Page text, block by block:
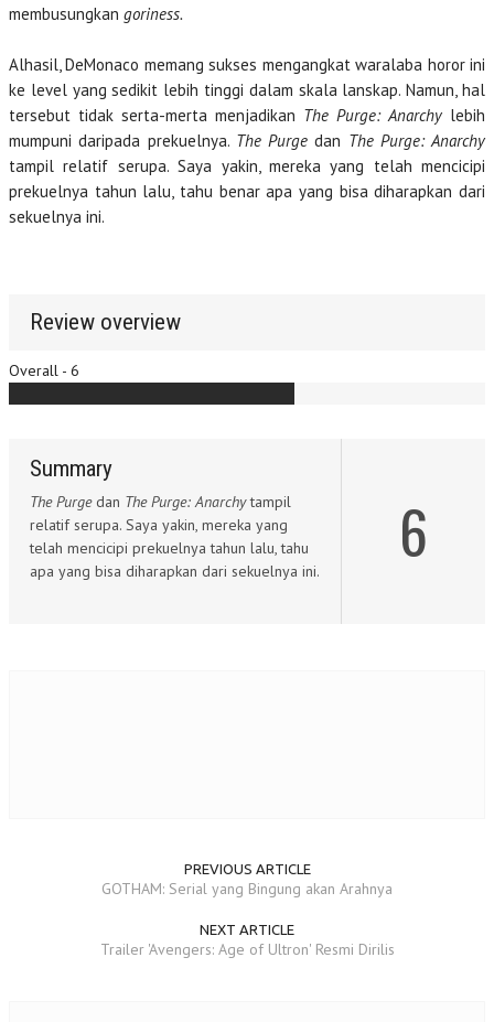
membusungkan goriness.
Alhasil, DeMonaco memang sukses mengangkat waralaba horor ini
ke level yang sedikit lebih tinggi dalam skala lanskap. Namun, hal
tersebut tidak serta-merta menjadikan The Purge: Anarchy lebih
mumpuni daripada prekuelnya. The Purge dan The Purge: Anarchy
tampil relatif serupa. Saya yakin, mereka yang telah mencicipi
prekuelnya tahun lalu, tahu benar apa yang bisa diharapkan dari
sekuelnya ini.
Review overview
Overall - 6
Summary
The Purgedan The Purge: Anarchytampil
relatif serupa. Saya yakin, mereka yang
telah mencicipi prekuelnya tahun lalu, tahu
apa yang bisa diharapkan dari sekuelnya ini.
6
PREVIOUS ARTICLE
GOTHAM: Serial yang Bingung akan Arahnya
NEXT ARTICLE
Trailer 'Avengers: Age of Ultron' Resmi Dirilis